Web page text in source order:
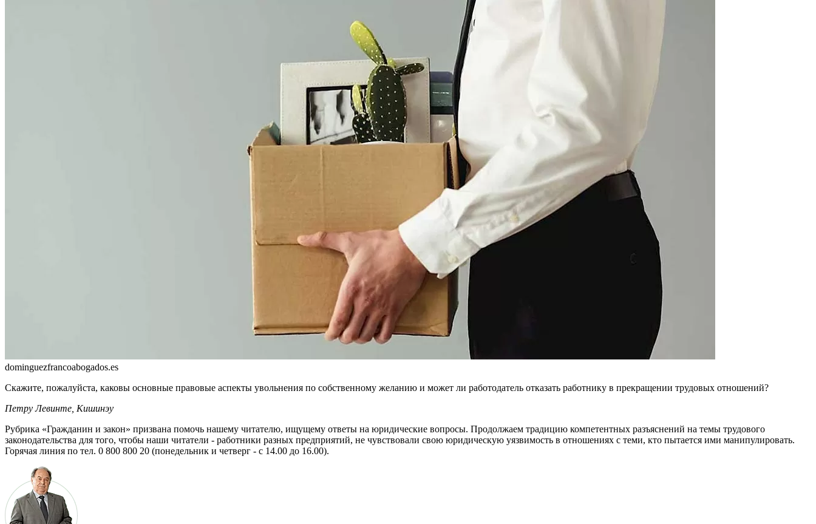
dominguezfrancoabogados.es
Скажите, пожалуйста, каковы основные правовые аспекты увольнения по собственному желанию и может ли работодатель отказать работнику в пре­кращении трудовых отношений?
Петру Левинте, Кишинэу
Рубрика «Гражданин и закон» при­звана помочь нашему читателю, ищущему ответы на юридические во­просы. Продолжаем традицию ком­петентных разъяснений на темы тру­дового
законодатель­ства для того, чтобы наши читатели - работники разных предприятий, не чувствовали свою юридическую уязвимость в отношениях с теми, кто пытается ими манипу­лировать.
Горячая линия по тел. 0 800 800 20 (понедельник и четверг - с 14.00 до 16.00).